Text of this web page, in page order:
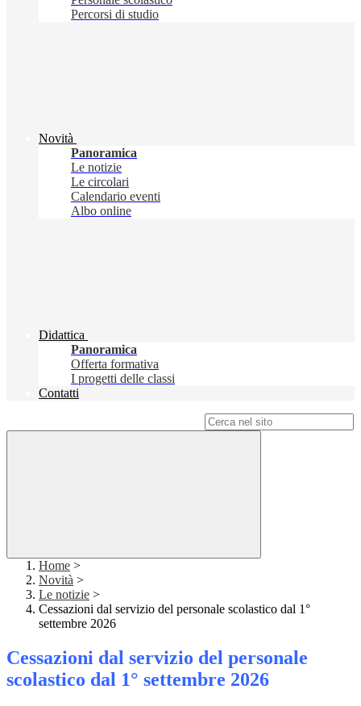
Percorsi di studio
Novità
Panoramica
Le notizie
Le circolari
Calendario eventi
Albo online
Didattica
Panoramica
Offerta formativa
I progetti delle classi
Contatti
Home >
Novità >
Le notizie >
Cessazioni dal servizio del personale scolastico dal 1°
settembre 2026
Cessazioni dal servizio del personale
scolastico dal 1° settembre 2026